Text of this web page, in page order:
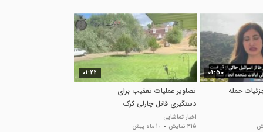
01:50
حمله
01:22
تصاویر عملیات تعقیب برای
دستگیری قاتل چارلی کرک
اخبار تماشایی
315 نمایش
10 ماه پیش